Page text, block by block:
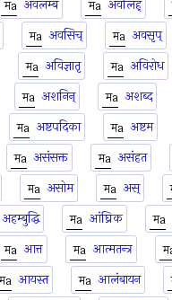
अवलम्ब अवलिह्
अवसिच् अवसृप्
अविज्ञातृ अविरोध
अशनिन् अशब्द
अष्टपदिका अष्टम
असंसक्त असंहत
असोम अस्
अहम्बुद्धि आंघ्रिक
आत्त आत्मतन्त्र
आयस्त आलंबायन